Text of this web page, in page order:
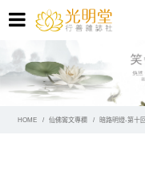
HOME 仙佛鸞文專欄 暗路明燈-第十